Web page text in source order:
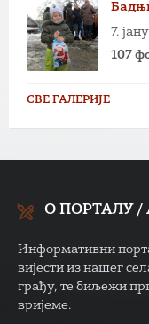
7.
107
СВЕ ГАЛЕРИЈЕ
О ПОРТАЛУ /
Информативни
вијести из нашег
грађу, те биљежи
вријеме.